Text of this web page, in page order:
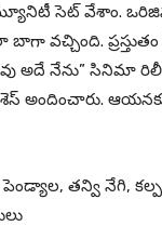
సెట్ వేశాం.
వచ్చింది.
నేను” సినిమా
అందించారు.
తన్వి నేగి,